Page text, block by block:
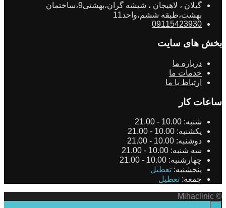
گیلان ، لاهیجان ، شیشه گران،بهشتی9،ساختمان
بهشت،طبقه ششم،واحد11
09115423930
بخش های سایت
درباره ما
خدمات ما
ارتباط با ما
ساعات کار
شنبه: 10.00 - 21.00
یکشنبه: 10.00 - 21.00
دوشنبه: 10.00 - 21.00
سه شنبه: 10.00 - 21.00
چهارشنبه: 10.00 - 21.00
پنجشنبه: تعطیل
جمعه: تعطیل
© Mihaclinic